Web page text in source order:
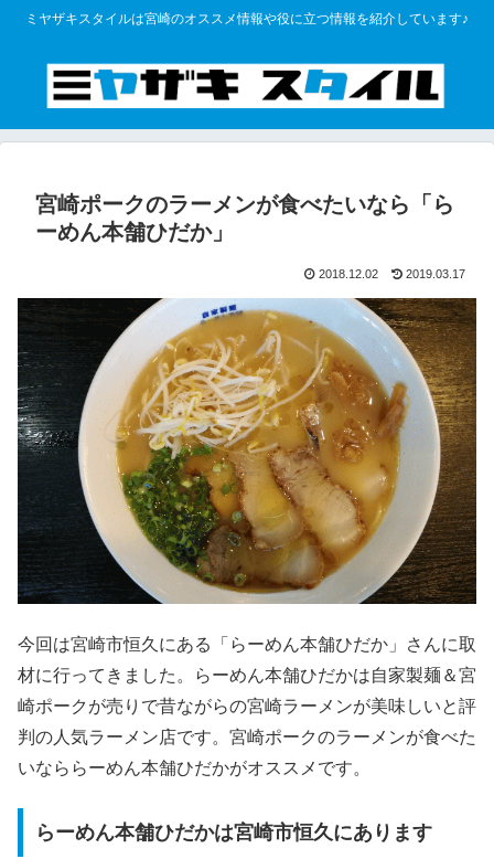
ミヤザキスタイルは宮崎のオススメ情報や役に立つ情報を紹介しています♪
宮崎ポークのラーメンが食べたいなら「ら
ーめん本舗ひだか」
2018.12.02 2019.03.17
今回は宮崎市恒久にある「らーめん本舗ひだか」さんに取
材に行ってきました。
らーめん本舗ひだかは自家製麺＆宮
崎ポークが売りで昔ながらの宮崎ラーメンが美味しいと評
判の人気ラーメン店です。 宮崎ポークのラーメンが食べた
いなららーめん本舗ひだかがオススメです。
らーめん本舗ひだかは宮崎市恒久にあります